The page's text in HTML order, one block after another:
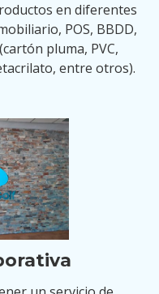
en diferentes
POS, BBDD,
pluma, PVC,
entre otros).